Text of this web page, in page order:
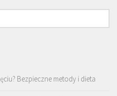
Bezpieczne metody i dieta